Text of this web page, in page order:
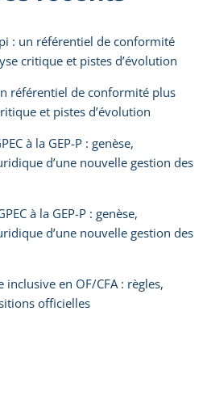
: un référentiel de conformité
critique et pistes d’évolution
référentiel de conformité plus
et pistes d’évolution
à la GEP-P : genèse,
d’une nouvelle gestion des
à la GEP-P : genèse,
d’une nouvelle gestion des
inclusive en OF/CFA : règles,
officielles